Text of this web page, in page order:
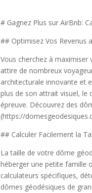
# Gagnez Plus sur AirBnb:
## Optimisez Vos Revenus
Vous cherchez à maximiser
attire de nombreux
architecturale innovante et
plus de son attrait visuel,
épreuve. Découvrez des
(https://
## Calculer Facilement la
La taille de votre dôme
héberger une petite famille
calculateurs spécifiques,
dômes géodésiques de